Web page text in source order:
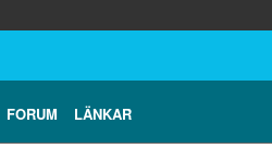
FORUM LÄNKAR